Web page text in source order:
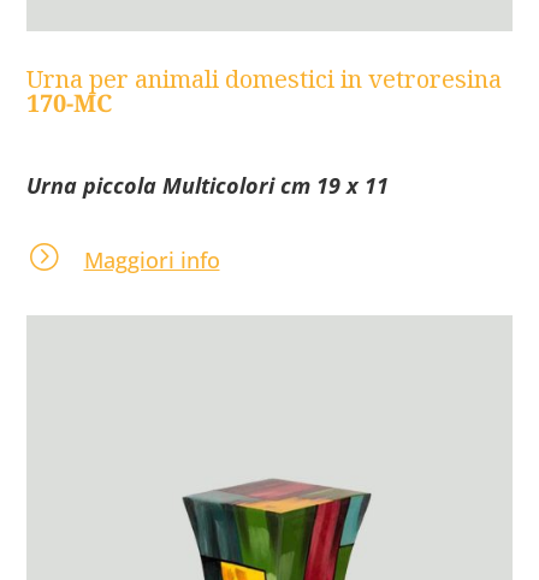
Urna per animali domestici in vetroresina
170-MC
Urna piccola Multicolori cm 19 x 11
= Maggiori info